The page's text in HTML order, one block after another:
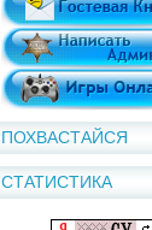
ПОХВАСТАЙСЯ
СТАТИСТИКА